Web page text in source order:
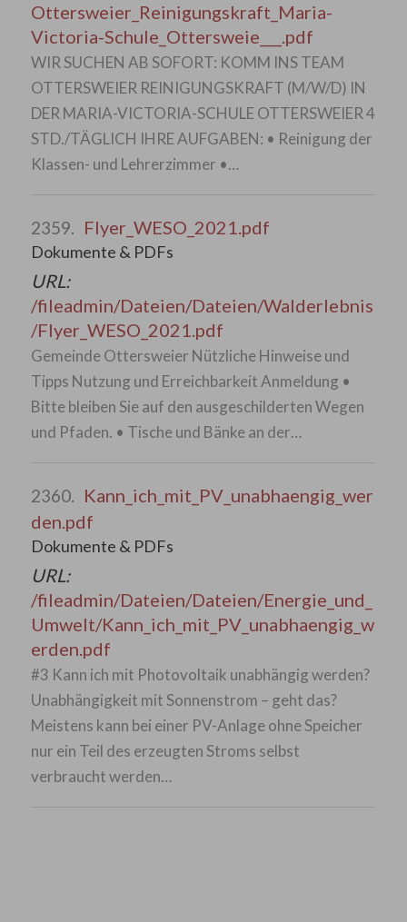
Ottersweier_Reinigungskraft_Maria-
Victoria-Schule_Ottersweie___.pdf
WIR SUCHEN AB SOFORT: KOMM INS TEAM
OTTERSWEIER REINIGUNGSKRAFT (M/W/D) IN
DER MARIA-VICTORIA-SCHULE OTTERSWEIER 4
STD./TÄGLICH IHRE AUFGABEN: • Reinigung der
Klassen- und Lehrerzimmer •…
2359. Flyer_WESO_2021.pdf
Dokumente & PDFs
URL:
/fileadmin/Dateien/Dateien/Walderlebnis
/Flyer_WESO_2021.pdf
Gemeinde Ottersweier Nützliche Hinweise und
Tipps Nutzung und Erreichbarkeit Anmeldung •
Bitte bleiben Sie auf den ausgeschilderten Wegen
und Pfaden. • Tische und Bänke an der…
2360. Kann_ich_mit_PV_unabhaengig_wer
den.pdf
Dokumente & PDFs
URL:
/fileadmin/Dateien/Dateien/Energie_und_
Umwelt/Kann_ich_mit_PV_unabhaengig_w
erden.pdf
#3 Kann ich mit Photovoltaik unabhängig werden?
Unabhängigkeit mit Sonnenstrom – geht das?
Meistens kann bei einer PV-Anlage ohne Speicher
nur ein Teil des erzeugten Stroms selbst
verbraucht werden…